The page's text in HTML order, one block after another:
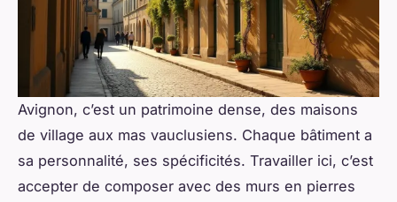
Avignon, c’est un patrimoine dense, des maisons
de village aux mas vauclusiens. Chaque bâtiment a
sa personnalité, ses spécificités. Travailler ici, c’est
accepter de composer avec des murs en pierres